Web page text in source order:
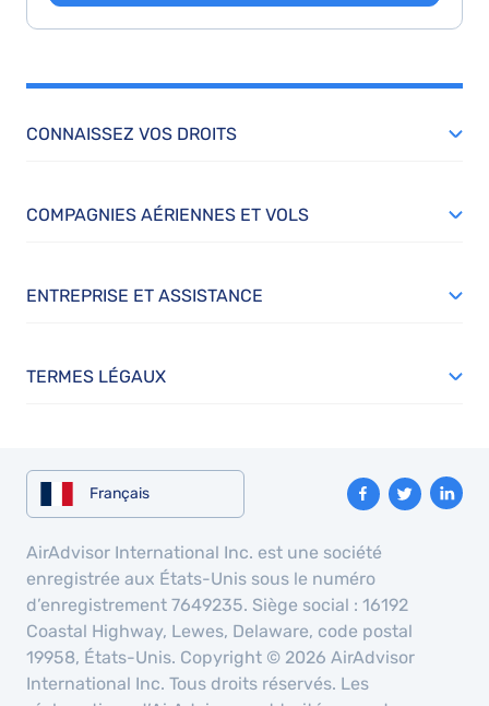
CONNAISSEZ VOS DROITS
COMPAGNIES AÉRIENNES ET VOLS
ENTREPRISE ET ASSISTANCE
TERMES LÉGAUX
Français
AirAdvisor International Inc. est une société
enregistrée aux États-Unis sous le numéro
d’enregistrement 7649235. Siège social : 16192
Coastal Highway, Lewes, Delaware, code postal
19958, États-Unis. Copyright © 2026 AirAdvisor
International Inc. Tous droits réservés. Les